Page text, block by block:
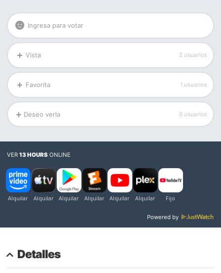
Ingresa para votar
Vista 2 usuarios
Favorita 1 usuarios
Deseo verla 0 usuarios
VER13 HOURS ONLINE
Powered by
Detalles